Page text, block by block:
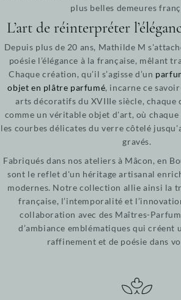
plus belles demeures
L’art de réinterpréter
Depuis plus de 20 ans, Mathilde M
poésie l’élégance à la française, mêlant
Chaque création, qu’il s’agisse d’un
objet en plâtre parfumé, incarne ce
arts décoratifs du XVIIIe siècle, chaque
comme un véritable objet d'art, où
les courbes délicates du verre côtelé
gravés.
Fabriqués dans nos ateliers à Mâcon, en
sont le reflet d'un héritage artisanal
modernes. Notre collection allie ainsi la
française, l’intemporalité et
collaboration avec des Maîtres-
d’ambiance emblématiques qui créent
raffinement et de poésie dans